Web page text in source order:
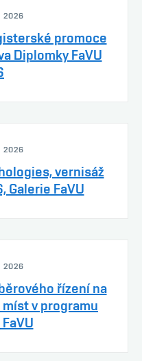
2026
promoce
Diplomky FaVU
2026
vernisáž
Galerie FaVU
2026
řízení na
v programu